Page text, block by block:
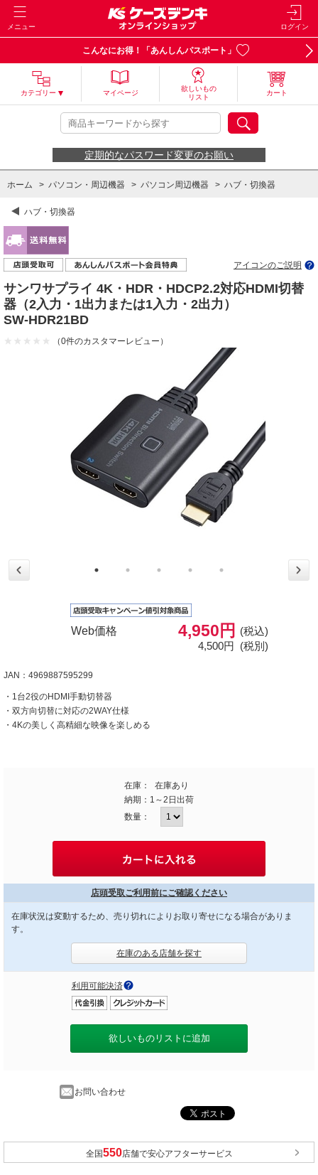
メニュー ログイン
こんなにお得！「あんしんパスポート」
カテゴリー マイページ
欲しいもの
リスト
カート
定期的なパスワード変更のお願い
ホーム > パソコン・周辺機器 > パソコン周辺機器 > ハブ・切換器
ハブ・切換器
アイコンのご説明
サンワサプライ 4K・HDR・HDCP2.2対応HDMI切替
器（2入力・1出力または1入力・2出力）
SW-HDR21BD
（0件のカスタマーレビュー）
Web価格 4,950円
(税込)
4,500円 (税別)
JAN：4969887595299
・1台2役のHDMI手動切替器
・双方向切替に対応の2WAY仕様
・4Kの美しく高精細な映像を楽しめる
在庫：
在庫あり
納期： 1～2日出荷
数量：
店頭受取ご利用前にご確認ください
在庫状況は変動するため、売り切れによりお取り寄せになる場合がありま
す。
在庫のある店舗を探す
利用可能決済
欲しいものリストに追加
お問い合わせ
全国 店舗で安心アフターサービス